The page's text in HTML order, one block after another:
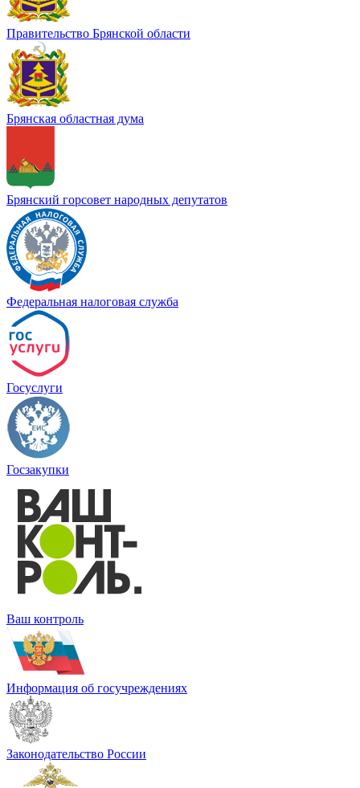
Правительство Брянской области
Брянская областная дума
Брянский горсовет народных депутатов
Федеральная налоговая служба
Госуслуги
Госзакупки
Ваш контроль
Информация об госучреждениях
Законодательство России